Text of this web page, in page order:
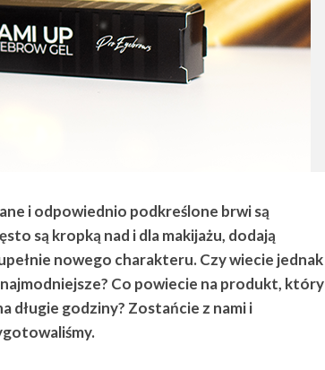
i odpowiednio podkreślone brwi są
są kropką nad i dla makijażu, dodają
nowego charakteru. Czy wiecie jednak
Co powiecie na produkt, który
długie godziny? Zostańcie z nami i